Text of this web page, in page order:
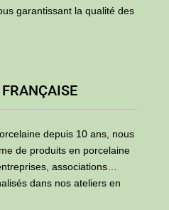
garantissant la qualité des
depuis 10 ans, nous
de produits en porcelaine
associations…
dans nos ateliers en